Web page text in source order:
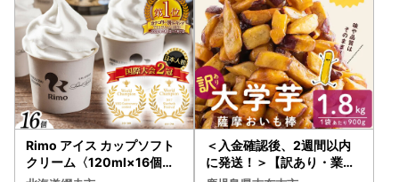
Rimo アイス カップソフト
クリーム〈120ml×16個〉
ABA002 | アイス
＜入金確認後、2週間以内
に発送！＞【訳あり・業務
用】薩摩おいも棒セット 計